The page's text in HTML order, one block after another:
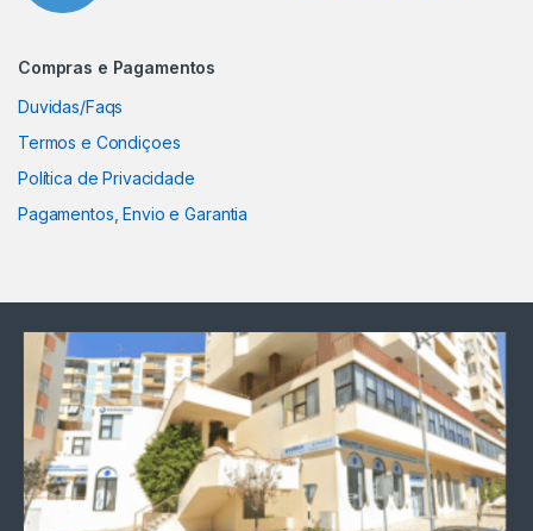
Compras e Pagamentos
Duvidas/Faqs
Termos e Condiçoes
Política de Privacidade
Pagamentos, Envio e Garantia